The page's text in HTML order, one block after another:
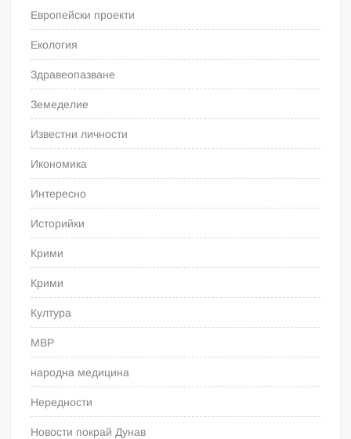
Европейски проекти
Екология
Здравеопазване
Земеделие
Известни личности
Икономика
Интересно
Историйки
Крими
Крими
Култура
МВР
народна медицина
Нередности
Новости покрай Дунав